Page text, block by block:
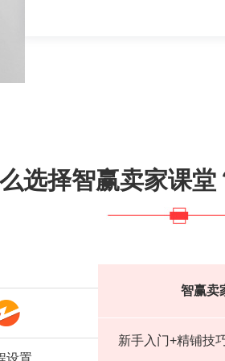
选择智赢卖家课
设置
智赢卖
新手入门+精铺技